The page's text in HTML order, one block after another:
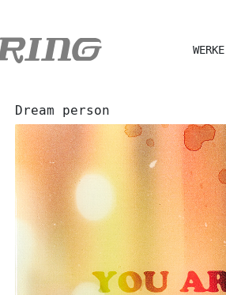
WERKE
Dream person